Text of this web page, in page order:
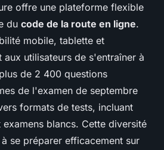
offre une plateforme flexible
du code de la route en ligne.
mobile, tablette et
utilisateurs de s'entraîner à
de 2 400 questions
de l'examen de septembre
formats de tests, incluant
blancs. Cette diversité
se préparer efficacement sur